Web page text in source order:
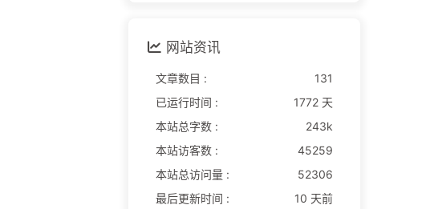
网站资讯
文章数目 :
131
已运行时间 :
1772 天
本站总字数 :
243k
本站访客数 :
45259
本站总访问量 :
52306
最后更新时间 :
10 天前